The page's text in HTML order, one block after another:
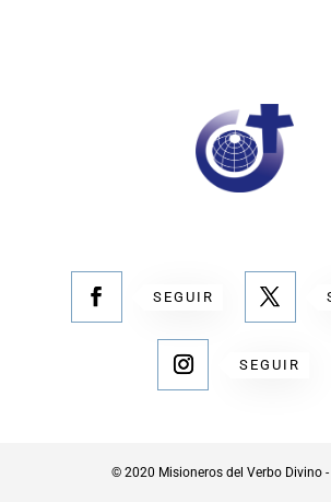
SEGUIR
SEGUIR
© 2020 Misioneros del Verbo Divino -